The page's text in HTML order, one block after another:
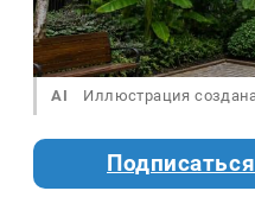
AI Иллюстрация